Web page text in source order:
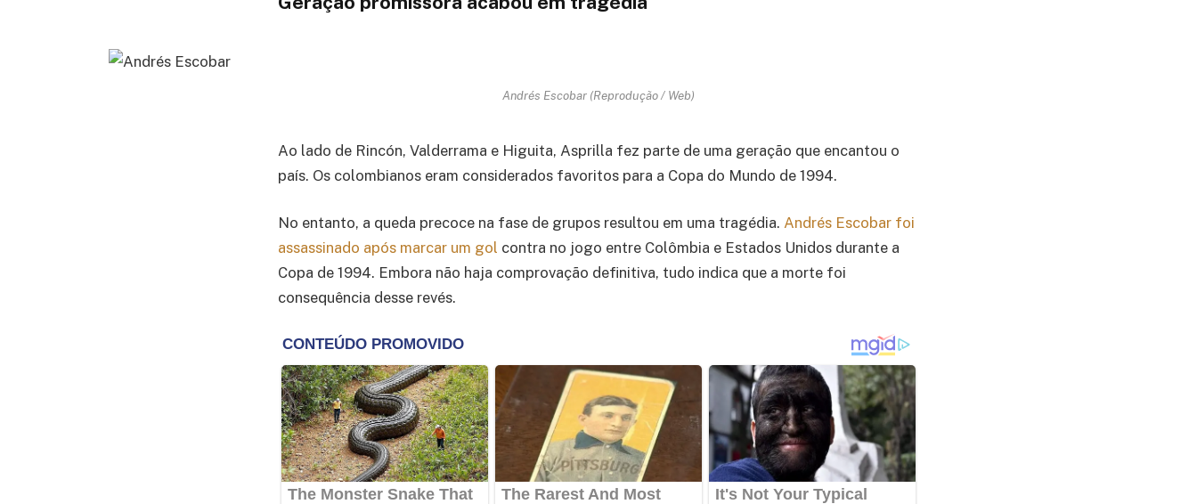
Andrés Escobar (Reprodução / Web)
Ao lado de Rincón, Valderrama e Higuita, Asprilla fez parte de uma geração que encantou o
país. Os colombianos eram considerados favoritos para a Copa do Mundo de 1994.
No entanto, a queda precoce na fase de grupos resultou em uma tragédia. Andrés Escobar foi
assassinado após marcar um gol contra no jogo entre Colômbia e Estados Unidos durante a
Copa de 1994. Embora não haja comprovação definitiva, tudo indica que a morte foi
consequência desse revés.